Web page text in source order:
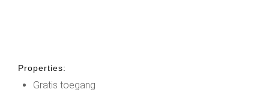
Properties:
Gratis toegang